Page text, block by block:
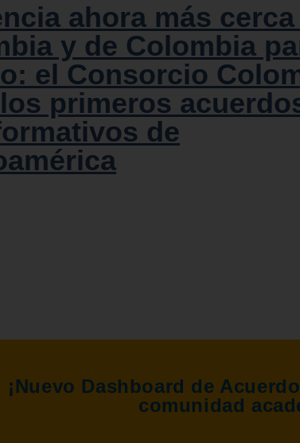
ahora más cerca
y de Colombia
el Consorcio
primeros
de
¡Nuevo Dashboard de
comunidad